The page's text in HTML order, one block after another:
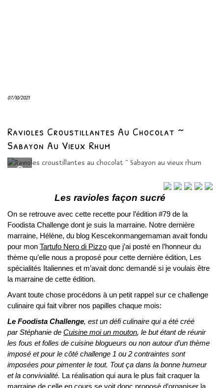
07/10/2021
Ravioles Croustillantes Au Chocolat ~
Sabayon Au Vieux Rhum
Les ravioles façon sucré
On se retrouve avec cette recette pour l’édition #79 de la
Foodista Challenge dont je suis la marraine. Notre dernière
marraine, Hélène, du blog Kescekonmangemaman avait fondu
pour mon Tartufo Nero di Pizzo que j’ai posté en l’honneur du
thème qu’elle nous a proposé pour cette dernière édition, Les
spécialités Italiennes et m’avait donc demandé si je voulais être
la marraine de cette édition.
Avant toute chose procédons à un petit rappel sur ce challenge
culinaire qui fait vibrer nos papilles chaque mois:
Le Foodista Challenge, est un défi culinaire qui a été créé
par Stéphanie de Cuisine moi un mouton, le but étant de réunir
les fous et folles de cuisine blogueurs ou non autour d’un thème
imposé et pour le côté challenge 1 ou 2 contraintes sont
imposées pour pimenter le tout. Tout ça dans la bonne humeur
et la convivialité. La réalisation qui aura le plus fait craquer la
marraine de celle en cours se voit donc proposé d’organiser la